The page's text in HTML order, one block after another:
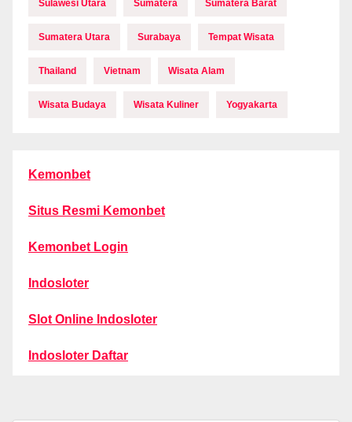
Sulawesi Utara Sumatera Sumatera Barat
Sumatera Utara Surabaya Tempat Wisata
Thailand Vietnam Wisata Alam
Wisata Budaya Wisata Kuliner Yogyakarta
Kemonbet
Situs Resmi Kemonbet
Kemonbet Login
Indosloter
Slot Online Indosloter
Indosloter Daftar